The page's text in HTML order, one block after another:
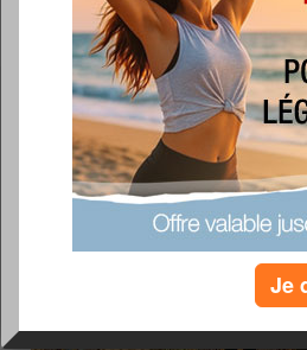
JUIN ARRIVE A
SOLEIL EST
publié le 30/06/2010 à 00:29
Je